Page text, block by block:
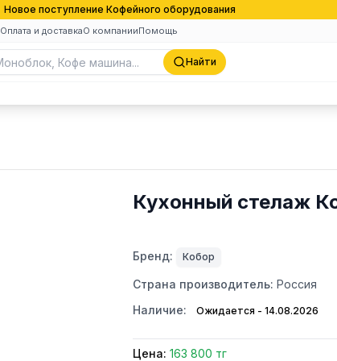
Новое поступление Кофейного оборудования
Оплата и доставкаО компанииПомощь
Найти
Кухонный стелаж
Бренд: Кобор
Страна производитель: Россия
Наличие:
Ожидается - 14.08.2026
Цена: 163 800 тг